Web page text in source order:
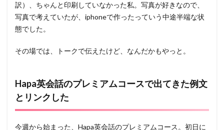
訳）、ちゃんと印刷していなかった私。写真が好きなので、
写真で考えていたが、iphoneで作ったっていう中途半端な状
態でした。
その場では、トークで伝えたけど、なんだかもやっと。
Hapa英会話のプレミアムコースで出てきた例文
とリンクした
今週から始まった、Hapa英会話のプレミアムコース。初日に